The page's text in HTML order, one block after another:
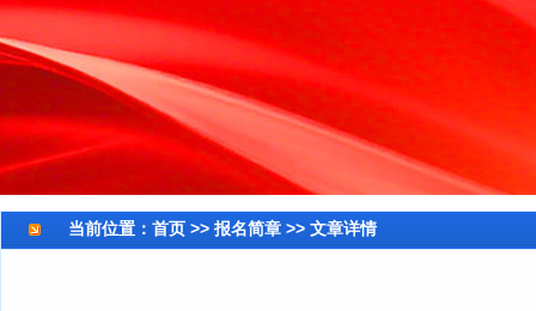
当前位置： 首页 >> 报名简章 >> 文章详情